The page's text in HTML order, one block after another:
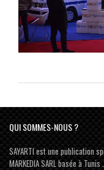
QUI SOMMES-NOUS ?
SAYARTI est une publication
MARKEDIA SARL basée à Tunis